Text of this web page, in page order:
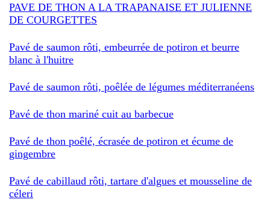
PAVE DE THON A LA TRAPANAISE ET JULIENNE
DE COURGETTES
Pavé de saumon rôti, embeurrée de potiron et beurre
blanc à l'huitre
Pavé de saumon rôti, poêlée de légumes méditerranéens
Pavé de thon mariné cuit au barbecue
Pavé de thon poêlé, écrasée de potiron et écume de
gingembre
Pavé de cabillaud rôti, tartare d'algues et mousseline de
céleri